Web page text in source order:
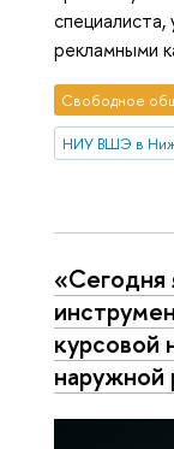
рекламными
Свободное
НИУ ВШЭ в
«Сегодня
курсовой
наружной